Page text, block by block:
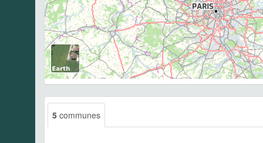
5 communes